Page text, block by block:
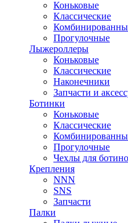
Коньковые
Классические
Прогулочные
Лыжероллеры
Коньковые
Классические
Наконечники
Запчасти и
Ботинки
Коньковые
Классические
Прогулочные
Чехлы для
Крепления
NNN
SNS
Запчасти
Палки